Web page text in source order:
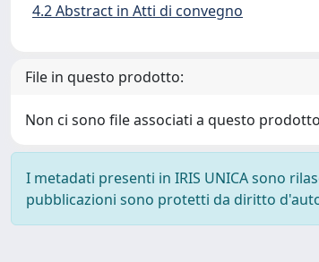
4.2 Abstract in Atti di convegno
File in questo prodotto:
Non ci sono file associati a questo
I metadati presenti in IRIS UNICA sono
pubblicazioni sono protetti da diritto